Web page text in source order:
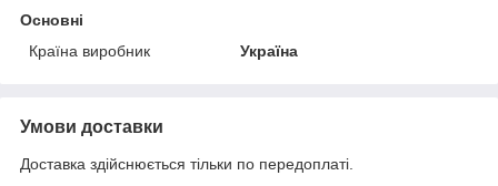
Основні
Країна виробник
Україна
Умови доставки
Доставка здійснюється тільки по передоплаті.